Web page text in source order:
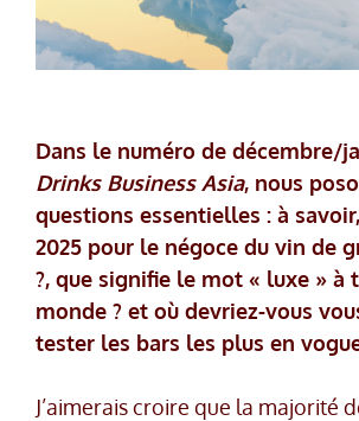
Dans le numéro de décembre/
Drinks Business Asia, nous
questions essentielles : à
2025 pour le négoce du vin de
?, que signifie le mot « luxe » à
monde ? et où devriez-vous
tester les bars les plus en vogue
J’aimerais croire que la majorité